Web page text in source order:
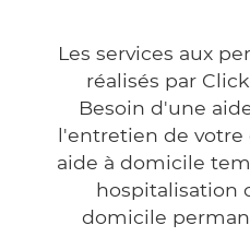
Les services aux
réalisés par
Besoin d'une
l'entretien de votre
aide à domicile
hospitalisation
domicile